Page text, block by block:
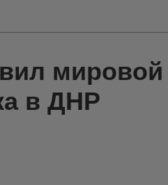
мировой
в ДНР